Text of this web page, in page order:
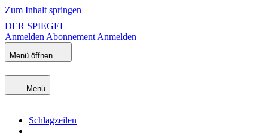
Zum Inhalt springen
DER SPIEGEL
Anmelden Abonnement Anmelden
Menü öffnen
Menü
Schlagzeilen